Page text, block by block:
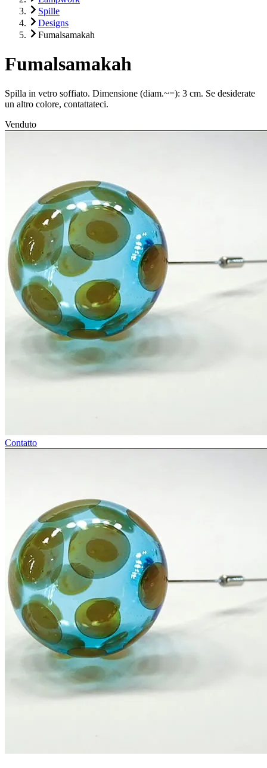
Spille
Designs
Fumalsamakah
Fumalsamakah
Spilla in vetro soffiato. Dimensione (diam.~=): 3 cm. Se desiderate
un altro colore, contattateci.
Venduto
Contatto